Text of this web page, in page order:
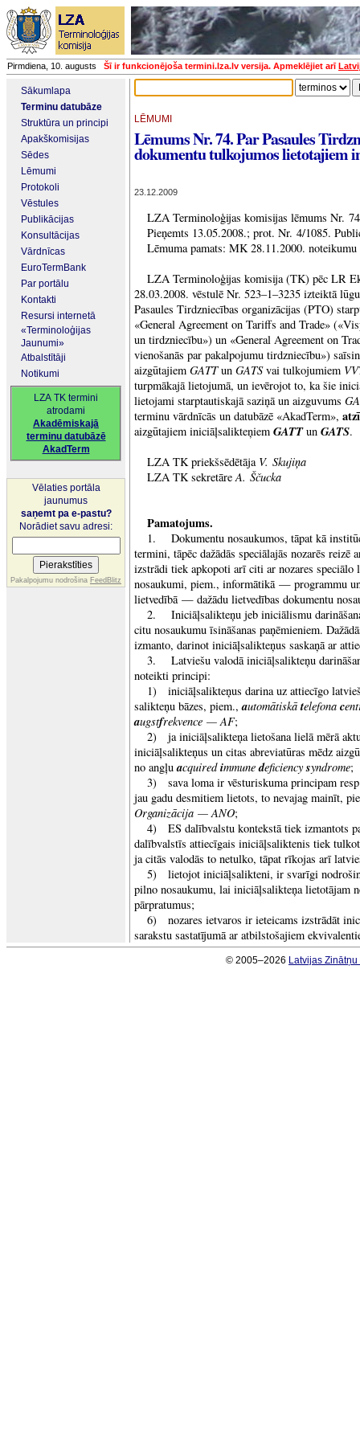
Pirmdiena, 10. augusts Šī ir funkcionējoša termini.lza.lv versija. Apmeklējiet arī
Sākumlapa
Terminu datubāze
Struktūra un principi
Apakškomisijas
Sēdes
Lēmumi
Protokoli
Vēstules
Publikācijas
Konsultācijas
Vārdnīcas
EuroTermBank
Par portālu
Kontakti
Resursi internetā
«Terminoloģijas
Jaunumi»
Atbalstītāji
Notikumi
LZA TK termini
atrodami
Akadēmiskajā
terminu datubāzē
AkadTerm
Vēlaties portāla
jaunumus
saņemt pa e-pastu?
Norādiet savu adresi:
Pakalpojumu nodrošina FeedBlitz
LĒMUMI
Lēmums Nr. 74. Par Pasaules
dokumentu tulkojumos lietotajiem
23.12.2009
LZA Terminoloģijas komisijas lēmums Nr. 74
Pieņemts 13.05.2008.; prot. Nr. 4/1085.
Lēmuma pamats: MK 28.11.2000.
LZA Terminoloģijas komisija (TK) pēc LR
28.03.2008. vēstulē Nr. 523–1–3235 izteiktā
Pasaules Tirdzniecības organizācijas (PTO)
«General Agreement on Tariffs and Trade»
un tirdzniecību») un «General Agreement on
vienošanās par pakalpojumu tirdzniecību»)
aizgūtajiem GATTun GATSvai tulkojumiem
turpmākajā lietojumā, un ievērojot to, ka šie
lietojami starptautiskajā saziņā un aizguvums
terminu vārdnīcās un datubāzē «AkadTerm»,
aizgūtajiem iniciāļsalikteņiem GATTun GATS.
LZA TK priekšsēdētāja V. Skujiņa
LZA TK sekretāreA. Ščucka
Pamatojums.
1. Dokumentu nosaukumos, tāpat kā
termini, tāpēc dažādās speciālajās nozarēs reizē
izstrādi tiek apkopoti arī citi ar nozares speciālo
nosaukumi, piem., informātikā — programmu
lietvedībā — dažādu lietvedības dokumentu
2. Iniciāļsalikteņu jeb iniciālismu
citu nosaukumu īsināšanas paņēmieniem.
izmanto, darinot iniciāļsalikteņus saskaņā ar
3. Latviešu valodā iniciāļsalikteņu
noteikti principi:
1) iniciāļsalikteņus darina uz attiecīgo
salikteņu bāzes, piem.,automātiskātelefona c
augstfrekvence — AF;
2) ja iniciāļsalikteņa lietošana lielā mērā
iniciāļsalikteņus un citas abreviatūras mēdz
no angļu acquiredimmunedeficiencysyndrome;
3) sava loma ir vēsturiskuma principam
jau gadu desmitiem lietots, to nevajag mainīt,
Organizācija — ANO;
4) ES dalībvalstu kontekstā tiek izmantots
dalībvalstīs attiecīgais iniciāļsaliktenis tiek
ja citās valodās to netulko, tāpat rīkojas arī
5) lietojot iniciāļsalikteni, ir svarīgi
pilno nosaukumu, lai iniciāļsalikteņa lietotājam
pārpratumus;
6) nozares ietvaros ir ieteicams izstrādāt
sarakstu sastatījumā ar atbilstošajiem
© 2005–2026 Latvijas